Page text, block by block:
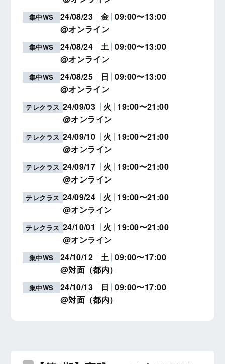
集中WS 24/08/23 金 09:00〜13:00
@オンライン
集中WS 24/08/24 土 09:00〜13:00
@オンライン
集中WS 24/08/25 日 09:00〜13:00
@オンライン
テレクラス 24/09/03 火 19:00〜21:00
@オンライン
テレクラス 24/09/10 火 19:00〜21:00
@オンライン
テレクラス 24/09/17 火 19:00〜21:00
@オンライン
テレクラス 24/09/24 火 19:00〜21:00
@オンライン
テレクラス 24/10/01 火 19:00〜21:00
@オンライン
集中WS 24/10/12 土 09:00〜17:00
@対面（都内）
集中WS 24/10/13 日 09:00〜17:00
@対面（都内）